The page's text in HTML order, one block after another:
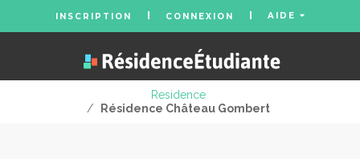
INSCRIPTION CONNEXION AIDE
Residence
/
Résidence Château Gombert